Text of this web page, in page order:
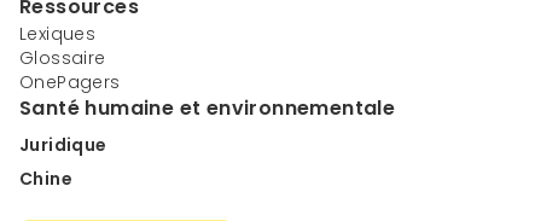
Ressources
Lexiques
Glossaire
OnePagers
Santé humaine et environnementale
Juridique
Chine